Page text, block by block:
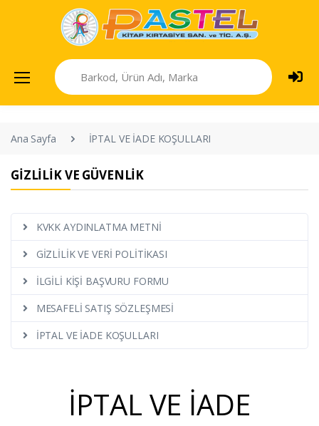
Ana Sayfa İPTAL VE İADE KOŞULLARI
GİZLİLİK VE GÜVENLİK
KVKK AYDINLATMA METNİ
GİZLİLİK VE VERİ POLİTİKASI
İLGİLİ KİŞİ BAŞVURU FORMU
MESAFELİ SATIŞ SÖZLEŞMESİ
İPTAL VE İADE KOŞULLARI
İPTAL VE İADE